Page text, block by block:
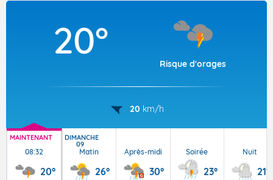
20°
Risque d'orages
20 km/h
MAINTENANT
08:32
20°
DIMANCHE
09
Matin
26°
Après-midi
30°
Soirée
23°
Nuit
21°